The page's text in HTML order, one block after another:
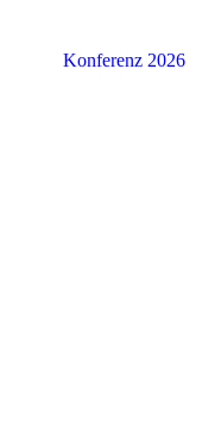
Konferenz 2026